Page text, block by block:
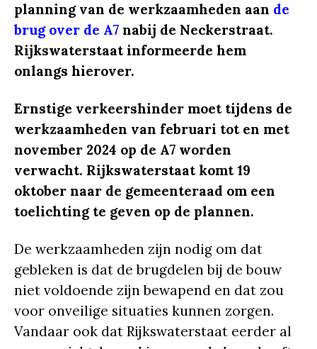
planning van de werkzaamheden aan de
brug over de A7 nabij de Neckerstraat.
Rijkswaterstaat informeerde hem
onlangs hierover.
Ernstige verkeershinder moet tijdens de
werkzaamheden van februari tot en met
november 2024 op de A7 worden
verwacht. Rijkswaterstaat komt 19
oktober naar de gemeenteraad om een
toelichting te geven op de plannen.
De werkzaamheden zijn nodig om dat
gebleken is dat de brugdelen bij de bouw
niet voldoende zijn bewapend en dat zou
voor onveilige situaties kunnen zorgen.
Vandaar ook dat Rijkswaterstaat eerder al